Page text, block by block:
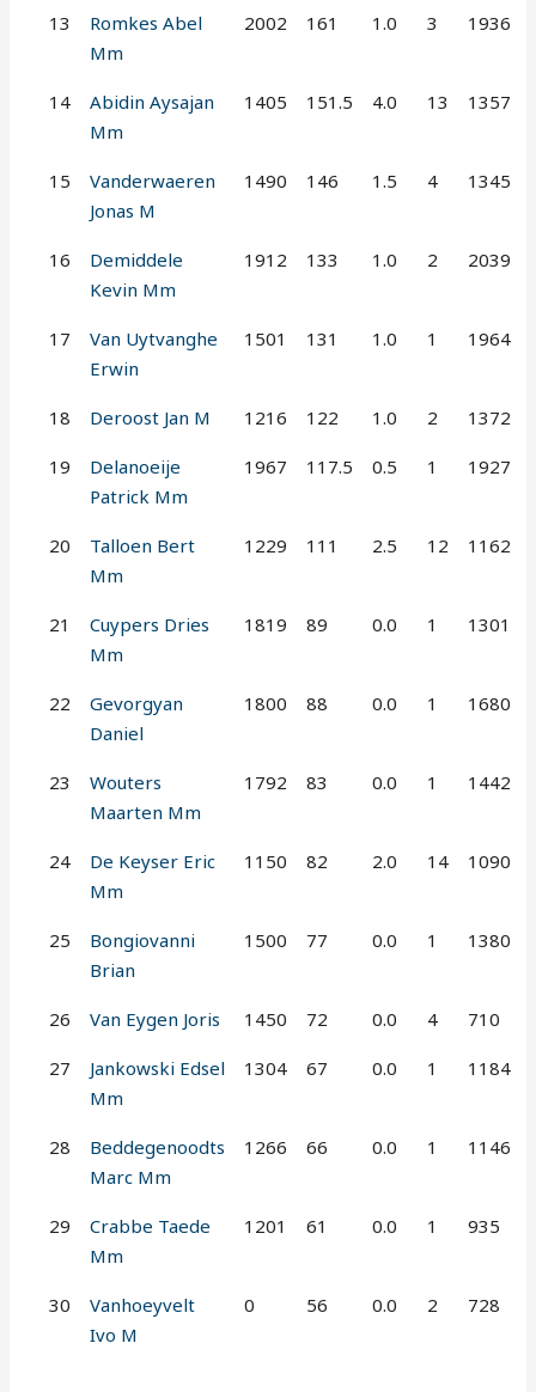
13
Romkes Abel
Mm
2002 161 1.0 3 1936
14
Abidin Aysajan
Mm
1405 151.5 4.0 13 1357
15
Vanderwaeren
Jonas M
1490 146 1.5 4 1345
16
Demiddele
Kevin Mm
1912 133 1.0 2 2039
17
Van Uytvanghe
Erwin
1501 131 1.0 1 1964
18 Deroost Jan M 1216 122 1.0 2 1372
19
Delanoeije
Patrick Mm
1967 117.5 0.5 1 1927
20
Talloen Bert
Mm
1229 111 2.5 12 1162
21
Cuypers Dries
Mm
1819 89 0.0 1 1301
22
Gevorgyan
Daniel
1800 88 0.0 1 1680
23
Wouters
Maarten Mm
1792 83 0.0 1 1442
24
De Keyser Eric
Mm
1150 82 2.0 14 1090
25
Bongiovanni
Brian
1500 77 0.0 1 1380
26 Van Eygen Joris 1450 72 0.0 4 710
27
Jankowski Edsel
Mm
1304 67 0.0 1 1184
28
Beddegenoodts
Marc Mm
1266 66 0.0 1 1146
29
Crabbe Taede
Mm
1201 61 0.0 1 935
30
Vanhoeyvelt
Ivo M
0 56 0.0 2 728